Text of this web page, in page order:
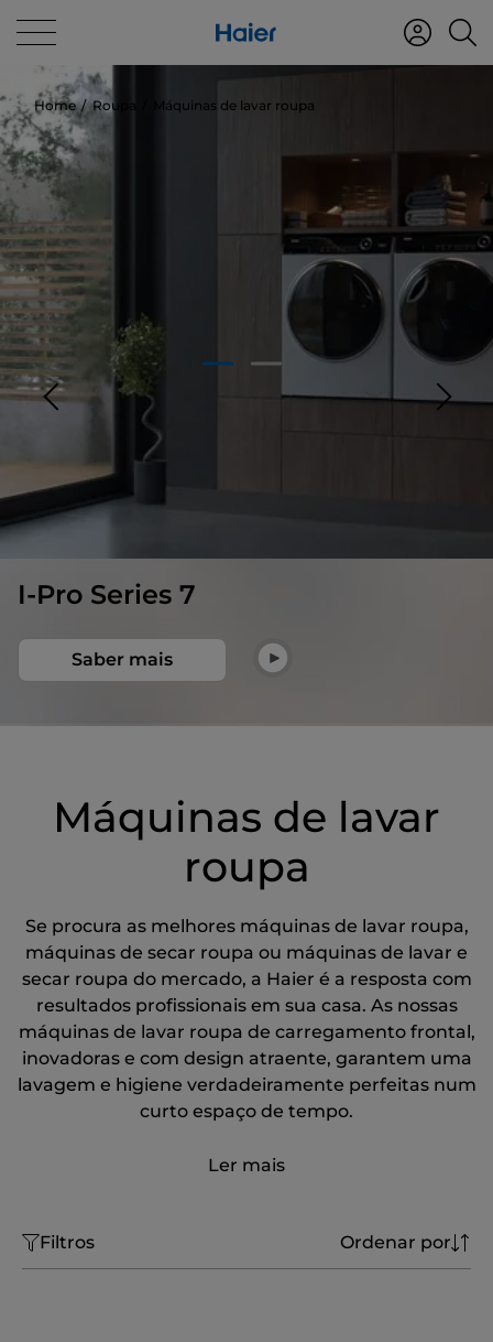
Home Roupa Máquinas de lavar roupa
I-Pro Series 7
Saber mais
1 2
Máquinas de lavar
roupa
Se procura as melhores máquinas de lavar roupa,
máquinas de secar roupa ou máquinas de lavar e
secar roupa do mercado, a Haier é a resposta com
resultados profissionais em sua casa. As nossas
máquinas de lavar roupa de carregamento frontal,
inovadoras e com design atraente, garantem uma
lavagem e higiene verdadeiramente perfeitas num
curto espaço de tempo.
Ler mais
Filtros Ordenar por